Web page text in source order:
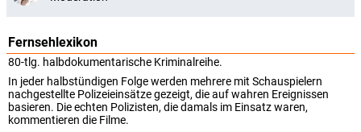
Fernsehlexikon
80-tlg. halbdokumentarische Kriminalreihe.
In jeder halbstündigen Folge werden mehrere mit Schauspielern
nachgestellte Polizeieinsätze gezeigt, die auf wahren Ereignissen
basieren. Die echten Polizisten, die damals im Einsatz waren,
kommentieren die Filme.